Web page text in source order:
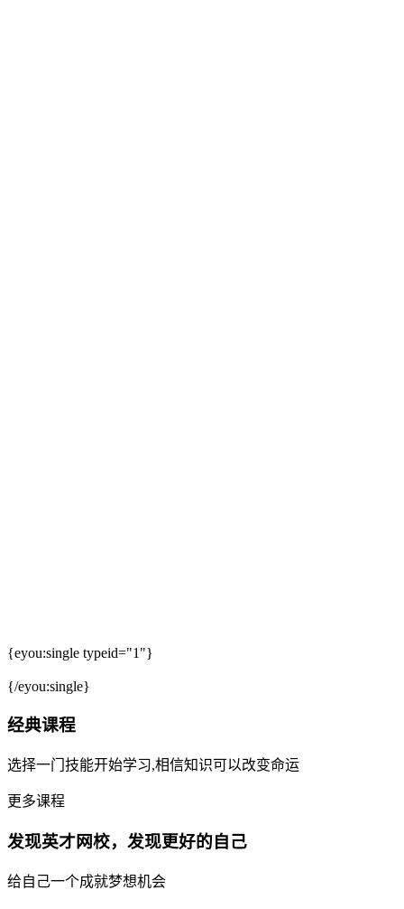
{eyou:single typeid="1"}
{/eyou:single}
经典课程
选择一门技能开始学习,相信知识可以改变命运
更多课程
发现英才网校，发现更好的自己
给自己一个成就梦想机会